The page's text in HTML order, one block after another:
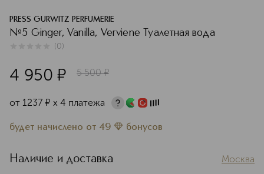
PRESS GURWITZ PERFUMERIE
№5 Ginger, Vanilla, Verviene Туалетная вода
(0)
4 950 ¤ 5 500 ¤
от 1237 ¤ х 4 платежа
будет начислено от 49 бонусов
Наличие и доставка Москва